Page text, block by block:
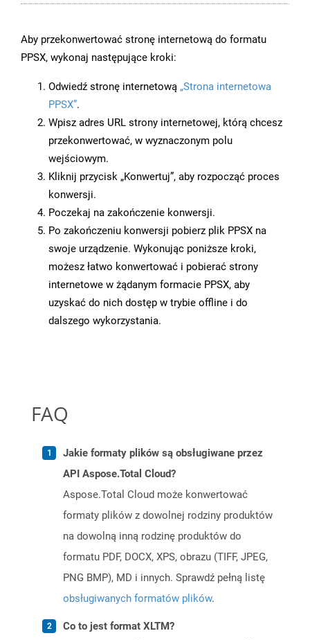
Aby przekonwertować stronę internetową do formatu
PPSX, wykonaj następujące kroki:
Odwiedź stronę internetową „Strona internetowa
PPSX”.
Wpisz adres URL strony internetowej, którą chcesz
przekonwertować, w wyznaczonym polu
wejściowym.
Kliknij przycisk „Konwertuj”, aby rozpocząć proces
konwersji.
Poczekaj na zakończenie konwersji.
Po zakończeniu konwersji pobierz plik PPSX na
swoje urządzenie. Wykonując poniższe kroki,
możesz łatwo konwertować i pobierać strony
internetowe w żądanym formacie PPSX, aby
uzyskać do nich dostęp w trybie offline i do
dalszego wykorzystania.
FAQ
Jakie formaty plików są obsługiwane przez
API Aspose.Total Cloud?
Aspose.Total Cloud może konwertować
formaty plików z dowolnej rodziny produktów
na dowolną inną rodzinę produktów do
formatu PDF, DOCX, XPS, obrazu (TIFF, JPEG,
PNG BMP), MD i innych. Sprawdź pełną listę
obsługiwanych formatów plików.
Co to jest format XLTM?